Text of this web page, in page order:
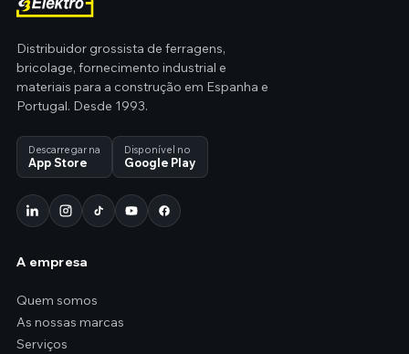
Distribuidor grossista de ferragens,
bricolage, fornecimento industrial e
materiais para a construção em Espanha e
Portugal. Desde 1993.
Descarregar na
App Store
Disponível no
Google Play
A empresa
Quem somos
As nossas marcas
Serviços